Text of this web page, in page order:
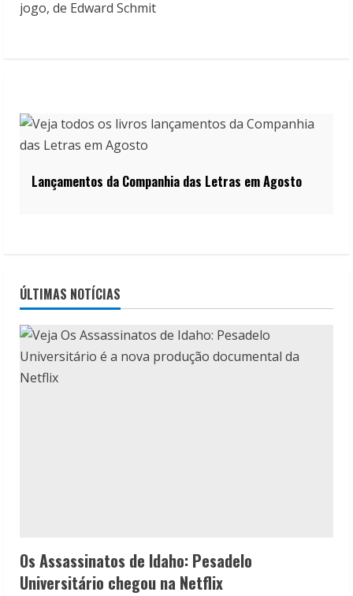
Lançamentos da Companhia das Letras em Agosto
ÚLTIMAS NOTÍCIAS
Os Assassinatos de Idaho: Pesadelo
Universitário chegou na Netflix